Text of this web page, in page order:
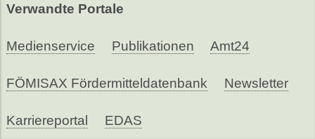
Verwandte Portale
Medienservice Publikationen Amt24
FÖMISAX Fördermitteldatenbank Newsletter
Karriereportal EDAS